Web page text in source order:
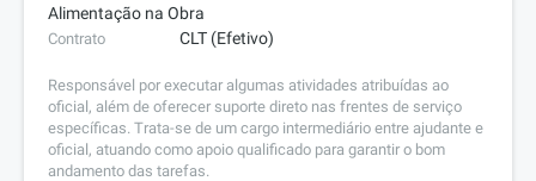
Alimentação na Obra
Contrato CLT (Efetivo)
Responsável por executar algumas atividades atribuídas ao
oficial, além de oferecer suporte direto nas frentes de serviço
específicas. Trata-se de um cargo intermediário entre ajudante e
oficial, atuando como apoio qualificado para garantir o bom
andamento das tarefas.